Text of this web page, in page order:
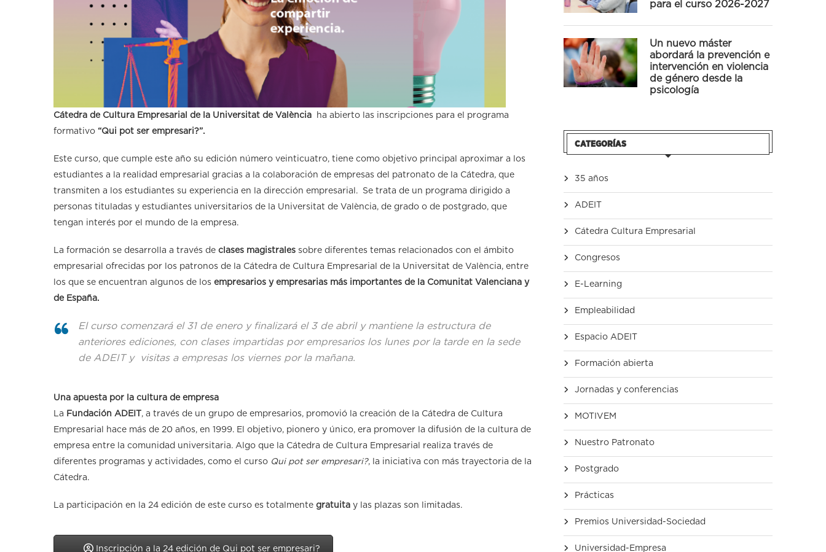
Cátedra de Cultura Empresarial de la Universitat de València ha abierto las inscripciones para el programa
formativo “Qui pot ser empresari?”.
Este curso, que cumple este año su edición número veinticuatro, tiene como objetivo principal aproximar a los
estudiantes a la realidad empresarial gracias a la colaboración de empresas del patronato de la Cátedra, que
transmiten a los estudiantes su experiencia en la dirección empresarial. Se trata de un programa dirigido a
personas tituladas y estudiantes universitarios de la Universitat de València, de grado o de postgrado, que
tengan interés por el mundo de la empresa.
La formación se desarrolla a través de clases magistrales sobre diferentes temas relacionados con el ámbito
empresarial ofrecidas por los patronos de la Cátedra de Cultura Empresarial de la Universitat de València, entre
los que se encuentran algunos de los empresarios y empresarias más importantes de la Comunitat Valenciana y
de España.
El curso comenzará el 31 de enero y finalizará el 3 de abril y mantiene la estructura de
anteriores ediciones, con clases impartidas por empresarios los lunes por la tarde en la sede
de ADEIT y visitas a empresas los viernes por la mañana.
Una apuesta por la cultura de empresa
La Fundación ADEIT , a través de un grupo de empresarios, promovió la creación de la Cátedra de Cultura
Empresarial hace más de 20 años, en 1999. El objetivo, pionero y único, era promover la difusión de la cultura de
empresa entre la comunidad universitaria. Algo que la Cátedra de Cultura Empresarial realiza través de
diferentes programas y actividades, como el curso Qui pot ser empresari?, la iniciativa con más trayectoria de la
Cátedra.
La participación en la 24 edición de este curso es totalmente gratuita y las plazas son limitadas.
Inscripción a la 24 edición de Qui pot ser empresari?
para el curso 2026-2027
Un nuevo máster
abordará la prevención e
intervención en violencia
de género desde la
psicología
CATEGORÍAS
35 años
ADEIT
Cátedra Cultura Empresarial
Congresos
E-Learning
Empleabilidad
Espacio ADEIT
Formación abierta
Jornadas y conferencias
MOTIVEM
Nuestro Patronato
Postgrado
Prácticas
Premios Universidad-Sociedad
Universidad-Empresa